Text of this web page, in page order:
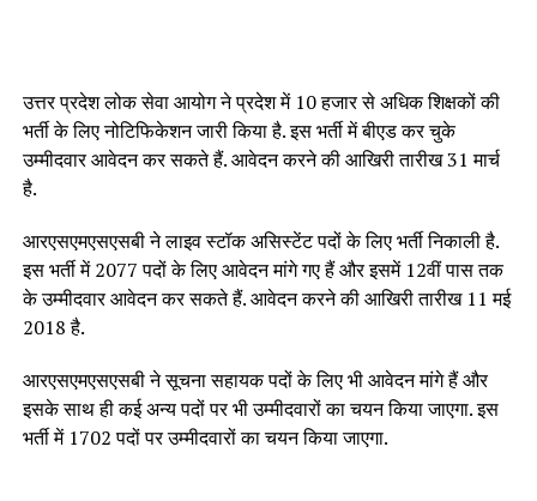
उत्तर प्रदेश लोक सेवा आयोग ने प्रदेश में 10 हजार से अधिक शिक्षकों की
भर्ती के लिए नोटिफिकेशन जारी किया है. इस भर्ती में बीएड कर चुके
उम्मीदवार आवेदन कर सकते हैं. आवेदन करने की आखिरी तारीख 31 मार्च
है.
आरएसएमएसएसबी ने लाइव स्टॉक असिस्टेंट पदों के लिए भर्ती निकाली है.
इस भर्ती में 2077 पदों के लिए आवेदन मांगे गए हैं और इसमें 12वीं पास तक
के उम्मीदवार आवेदन कर सकते हैं. आवेदन करने की आखिरी तारीख 11 मई
2018 है.
आरएसएमएसएसबी ने सूचना सहायक पदों के लिए भी आवेदन मांगे हैं और
इसके साथ ही कई अन्य पदों पर भी उम्मीदवारों का चयन किया जाएगा. इस
भर्ती में 1702 पदों पर उम्मीदवारों का चयन किया जाएगा.